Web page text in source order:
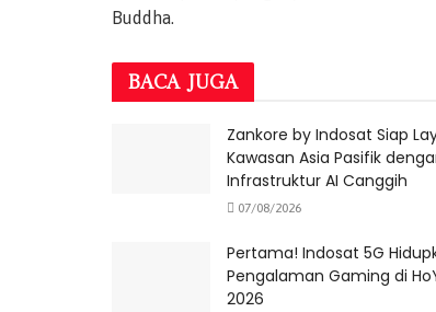
Buddha.
BACA JUGA
Zankore by Indosat Siap
Kawasan Asia Pasifik
Infrastruktur AI Canggih
07/08/2026
Pertama! Indosat 5G
Pengalaman Gaming di
2026